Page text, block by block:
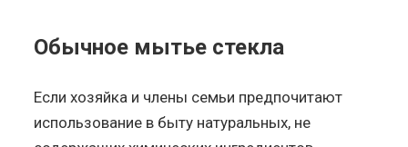
Обычное мытье стекла
Если хозяйка и члены семьи предпочитают
использование в быту натуральных, не